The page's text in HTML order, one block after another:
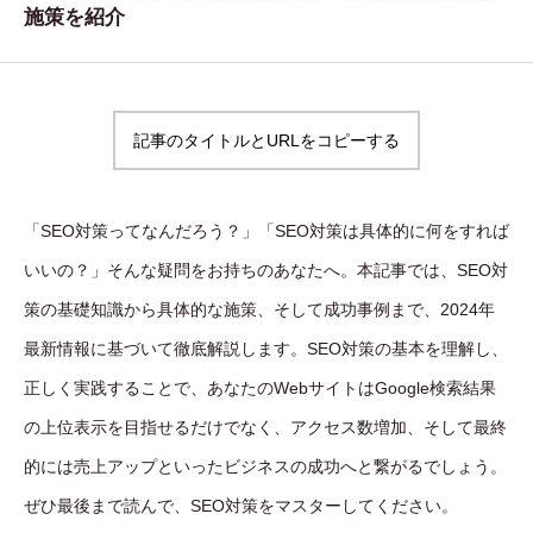
お問い合わせ
施策を紹介
記事のタイトルとURLをコピーする
「SEO対策ってなんだろう？」「SEO対策は具体的に何をすれば
いいの？」そんな疑問をお持ちのあなたへ。本記事では、SEO対
策の基礎知識から具体的な施策、そして成功事例まで、2024年
最新情報に基づいて徹底解説します。SEO対策の基本を理解し、
正しく実践することで、あなたのWebサイトはGoogle検索結果
の上位表示を目指せるだけでなく、アクセス数増加、そして最終
的には売上アップといったビジネスの成功へと繋がるでしょう。
ぜひ最後まで読んで、SEO対策をマスターしてください。